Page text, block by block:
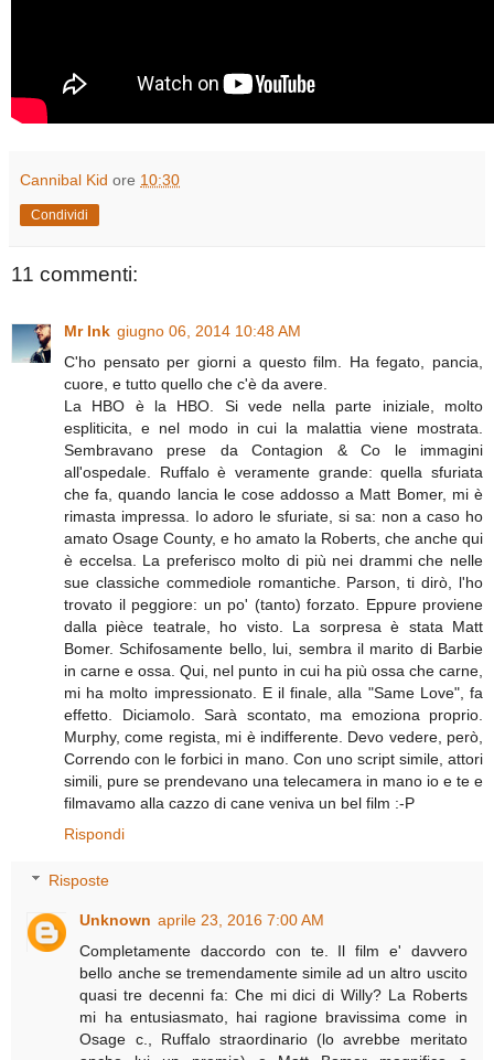
Cannibal Kid ore 10:30
Condividi
11 commenti:
Mr Ink giugno 06, 2014 10:48 AM
C'ho pensato per giorni a questo film. Ha fegato, pancia,
cuore, e tutto quello che c'è da avere.
La HBO è la HBO. Si vede nella parte iniziale, molto
espliticita, e nel modo in cui la malattia viene mostrata.
Sembravano prese da Contagion & Co le immagini
all'ospedale. Ruffalo è veramente grande: quella sfuriata
che fa, quando lancia le cose addosso a Matt Bomer, mi è
rimasta impressa. Io adoro le sfuriate, si sa: non a caso ho
amato Osage County, e ho amato la Roberts, che anche qui
è eccelsa. La preferisco molto di più nei drammi che nelle
sue classiche commediole romantiche. Parson, ti dirò, l'ho
trovato il peggiore: un po' (tanto) forzato. Eppure proviene
dalla pièce teatrale, ho visto. La sorpresa è stata Matt
Bomer. Schifosamente bello, lui, sembra il marito di Barbie
in carne e ossa. Qui, nel punto in cui ha più ossa che carne,
mi ha molto impressionato. E il finale, alla "Same Love", fa
effetto. Diciamolo. Sarà scontato, ma emoziona proprio.
Murphy, come regista, mi è indifferente. Devo vedere, però,
Correndo con le forbici in mano. Con uno script simile, attori
simili, pure se prendevano una telecamera in mano io e te e
filmavamo alla cazzo di cane veniva un bel film :-P
Rispondi
Risposte
Unknown aprile 23, 2016 7:00 AM
Completamente daccordo con te. Il film e' davvero
bello anche se tremendamente simile ad un altro uscito
quasi tre decenni fa: Che mi dici di Willy? La Roberts
mi ha entusiasmato, hai ragione bravissima come in
Osage c., Ruffalo straordinario (lo avrebbe meritato